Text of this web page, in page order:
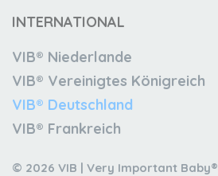
INTERNATIONAL
VIB® Niederlande
VIB® Vereinigtes Königreich
VIB® Deutschland
VIB® Frankreich
© 2026 VIB | Very Important Baby®